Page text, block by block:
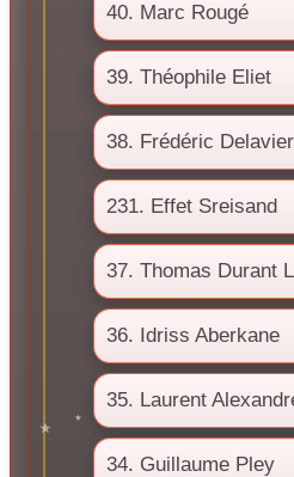
40. Marc Rougé
39. Théophile Eliet
38. Frédéric Delavier
231. Effet Sreisand
37. Thomas Durant
36. Idriss Aberkane
35. Laurent
34. Guillaume Pley